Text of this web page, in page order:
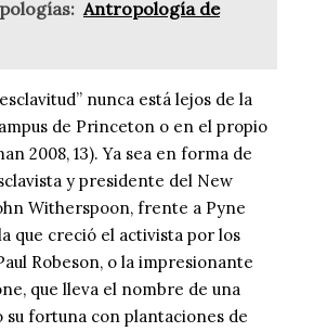
Antropología de
nunca está lejos de la
de Princeton o en el propio
2008, 13). Ya sea en forma de
y presidente del New
Witherspoon, frente a Pyne
que creció el activista por los
Robeson, o la impresionante
que lleva el nombre de una
su fortuna con plantaciones de